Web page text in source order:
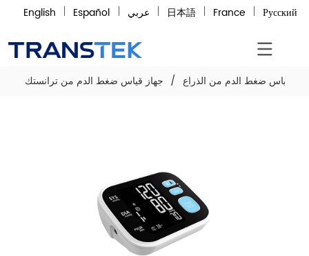
English Español عربي 日本語 France Русский
قياس ضغط الدم من الذراع /